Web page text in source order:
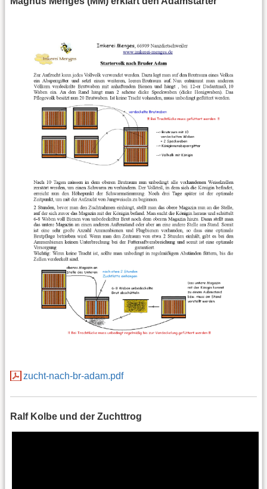
zucht-nach-br-adam.pdf
Ralf Kolbe und der Zuchttrog